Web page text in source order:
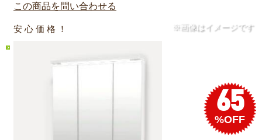
※画像はイメージです
この商品を問い合わせる
安 心 価 格 ！
65
%OFF